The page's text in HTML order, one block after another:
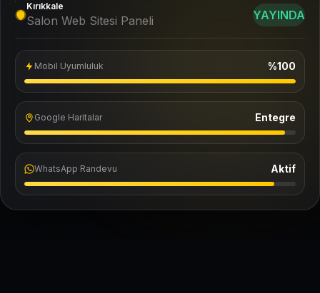
Kırıkkale
Salon Web Sitesi Paneli YAYINDA
Mobil Uyumluluk %100
Google Haritalar Entegre
WhatsApp Randevu Aktif